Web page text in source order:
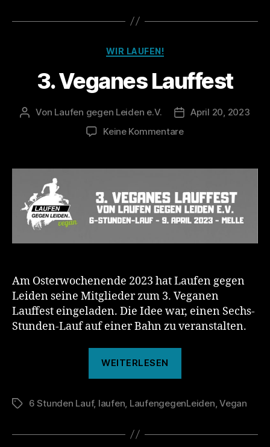
Kategorien
WIR LAUFEN!
3. Veganes Lauffest
Beitragsautor
Von Laufen gegen Leiden e.V.
April 20, 2023
Keine Kommentarezu
Lauffest
Am Osterwochenende 2023 hat Laufen gegen
Leiden seine Mitglieder zum 3. Veganen
Lauffest eingeladen. Die Idee war, einen Sechs-
Stunden-Lauf auf einer Bahn zu veranstalten.
WEITERLESEN
Schlagwörter
6 Stunden Lauf, laufen, LaufengegenLeiden,Vegan